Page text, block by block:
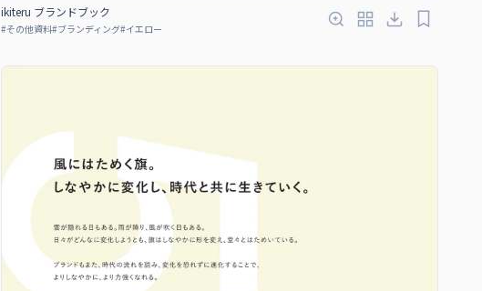
ikiteru ブランドブック
#その他資料#ブランディング#イエロー